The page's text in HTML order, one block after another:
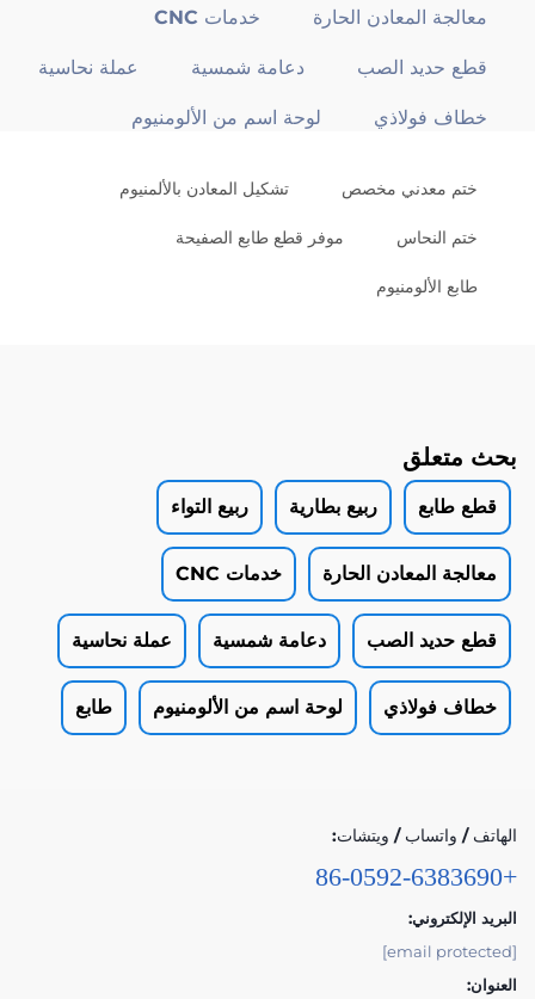
معالجة المعادن الحارة خدمات CNC
قطع حديد الصب دعامة شمسية عملة نحاسية
خطاف فولاذي لوحة اسم من الألومنيوم
ختم معدني مخصص تشكيل المعادن بالألمنيوم
ختم النحاس موفر قطع طابع الصفيحة
طابع الألومنيوم
بحث متعلق
قطع طابع ربيع بطارية ربيع التواء
معالجة المعادن الحارة خدمات CNC
قطع حديد الصب دعامة شمسية عملة نحاسية
خطاف فولاذي لوحة اسم من الألومنيوم طابع
الهاتف / واتساب / ويتشات:
+86-0592-6383690
البريد الإلكتروني:
[email protected]
العنوان: